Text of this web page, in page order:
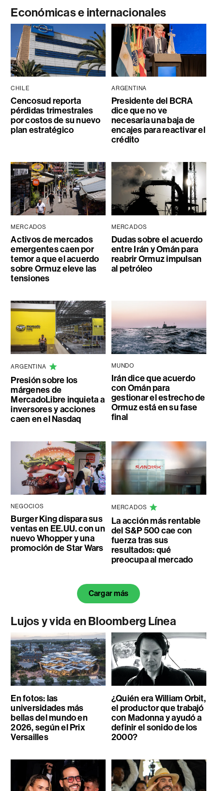
Económicas e internacionales
CHILE
Cencosud reporta
pérdidas trimestrales
por costos de su nuevo
plan estratégico
ARGENTINA
Presidente del BCRA
dice que no ve
necesaria una baja de
encajes para reactivar el
crédito
MERCADOS
Activos de mercados
emergentes caen por
temor a que el acuerdo
sobre Ormuz eleve las
tensiones
MERCADOS
Dudas sobre el acuerdo
entre Irán y Omán para
reabrir Ormuz impulsan
al petróleo
ARGENTINA
Presión sobre los
márgenes de
MercadoLibre inquieta a
inversores y acciones
caen en el Nasdaq
MUNDO
Irán dice que acuerdo
con Omán para
gestionar el estrecho de
Ormuz está en su fase
final
NEGOCIOS
Burger King dispara sus
ventas en EE.UU. con un
nuevo Whopper y una
promoción de Star Wars
MERCADOS
La acción más rentable
del S&P 500 cae con
fuerza tras sus
resultados: qué
preocupa al mercado
Cargar más
Lujos y vida en Bloomberg Línea
En fotos: las
universidades más
bellas del mundo en
2026, según el Prix
Versailles
¿Quién era William Orbit,
el productor que trabajó
con Madonna y ayudó a
definir el sonido de los
2000?